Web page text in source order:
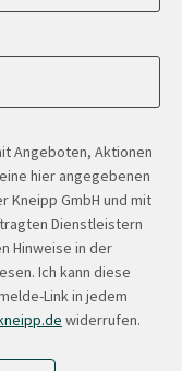
Angeboten, Aktionen
hier angegebenen
Kneipp GmbH und mit
Dienstleistern
Hinweise in der
Ich kann diese
Link in jedem
widerrufen.